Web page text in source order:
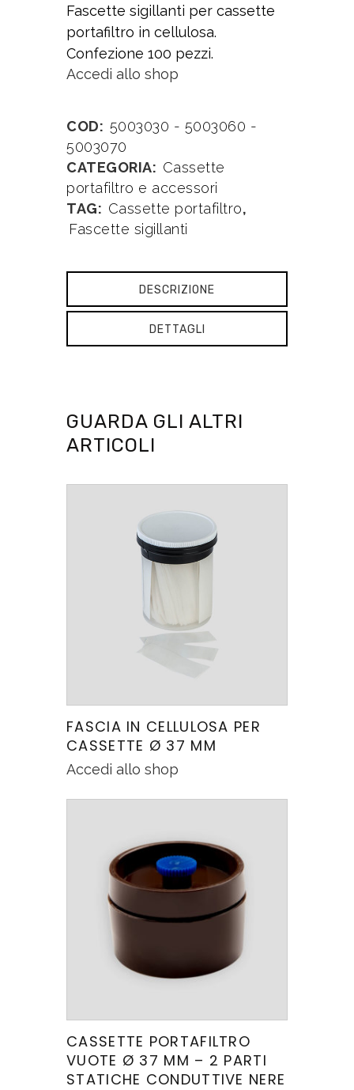
Fascette sigillanti per cassette
portafiltro in cellulosa.
Confezione 100 pezzi.
Accedi allo shop
COD: 5003030 - 5003060 -
5003070
CATEGORIA: Cassette
portafiltro e accessori
TAG: Cassette portafiltro,
Fascette sigillanti
DESCRIZIONE
DETTAGLI
GUARDA GLI ALTRI
ARTICOLI
FASCIA IN CELLULOSA PER
CASSETTE Ø 37 MM
Accedi allo shop
CASSETTE PORTAFILTRO
VUOTE Ø 37 MM – 2 PARTI
STATICHE CONDUTTIVE NERE